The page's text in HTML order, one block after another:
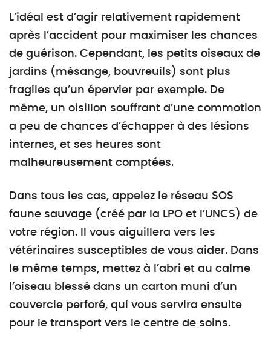
L’idéal est d’agir relativement rapidement
après l’accident pour maximiser les chances
de guérison. Cependant, les petits oiseaux de
jardins (mésange, bouvreuils) sont plus
fragiles qu’un épervier par exemple. De
même, un oisillon souffrant d’une commotion
a peu de chances d’échapper à des lésions
internes, et ses heures sont
malheureusement comptées.
Dans tous les cas, appelez le réseau SOS
faune sauvage (créé par la LPO et l’UNCS) de
votre région. Il vous aiguillera vers les
vétérinaires susceptibles de vous aider. Dans
le même temps, mettez à l’abri et au calme
l’oiseau blessé dans un carton muni d’un
couvercle perforé, qui vous servira ensuite
pour le transport vers le centre de soins.